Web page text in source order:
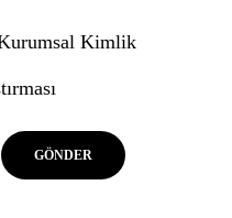
Kimlik
GÖNDER